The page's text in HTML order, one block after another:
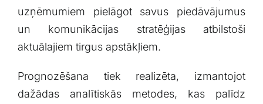
uzņēmumiem pielāgot savus piedāvājumus‍
un komunikācijas‌ stratēģijas‌ atbilstoši⁢
aktuālajiem tirgus apstākļiem.
Prognozēšana tiek realizēta, izmantojot
‌dažādas analītiskās metodes, ‌kas palīdz